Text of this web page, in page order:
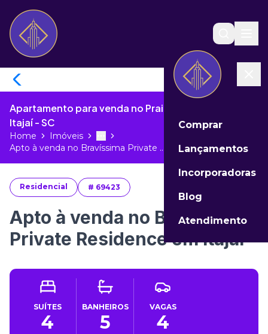
Comprar
Lançamentos
Incorporadoras
Blog
Atendimento
Apartamento para venda no Praia Brava de Itajaí de
Itajaí - SC
Home Imóveis More
Toggle menu
Apto à venda no Bravíssima Private ...
Residencial # 69423
Apto à venda no Bravíssima
Private Residence em Itajaí
SUÍTES
4
BANHEIROS
5
VAGAS
4